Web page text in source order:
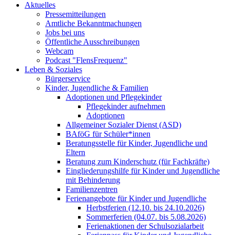
Aktuelles
Pressemitteilungen
Amtliche Bekanntmachungen
Jobs bei uns
Öffentliche Ausschreibungen
Webcam
Podcast "FlensFrequenz"
Leben & Soziales
Bürgerservice
Kinder, Jugendliche & Familien
Adoptionen und Pflegekinder
Pflegekinder aufnehmen
Adoptionen
Allgemeiner Sozialer Dienst (ASD)
BAföG für Schüler*innen
Beratungsstelle für Kinder, Jugendliche und
Eltern
Beratung zum Kinderschutz (für Fachkräfte)
Eingliederungshilfe für Kinder und Jugendliche
mit Behinderung
Familienzentren
Ferienangebote für Kinder und Jugendliche
Herbstferien (12.10. bis 24.10.2026)
Sommerferien (04.07. bis 5.08.2026)
Ferienaktionen der Schulsozialarbeit